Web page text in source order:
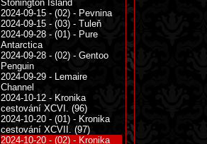
Stonington Island
2024-09-15 - (02) - Pevnina
2024-09-15 - (03) - Tuleň
2024-09-28 - (01) - Pure
Antarctica
2024-09-28 - (02) - Gentoo
Penguin
2024-09-29 - Lemaire
Channel
2024-10-12 - Kronika
cestování XCVI. (96)
2024-10-20 - (01) - Kronika
cestování XCVII. (97)
2024-10-20 - (02) - Kronika